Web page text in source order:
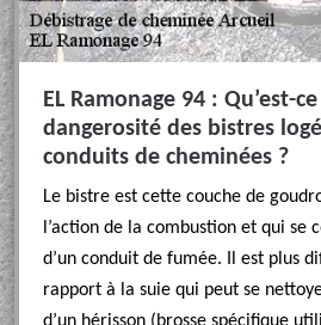
EL Ramonage 94 : Qu’est-
dangerosité des bistres
conduits de cheminées ?
Le bistre est cette couche de
l’action de la combustion et qui se
d’un conduit de fumée. Il est plus
rapport à la suie qui peut se